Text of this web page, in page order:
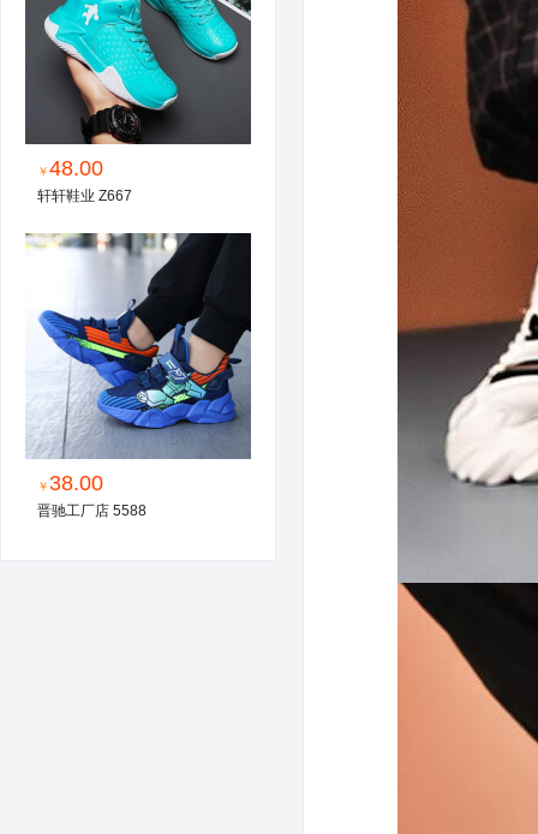
￥48.00
轩轩鞋业 Z667
￥38.00
晋驰工厂店 5588